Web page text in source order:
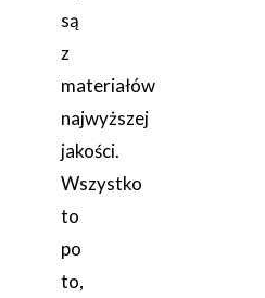
są
z
materiałów
najwyższej
jakości.
Wszystko
to
po
to,